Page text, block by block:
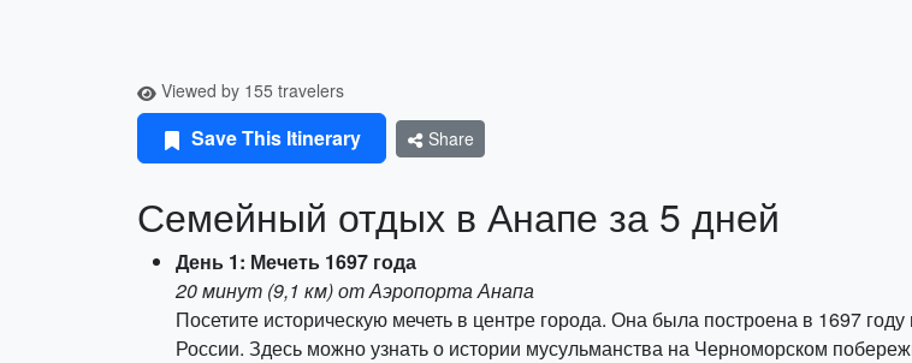
Viewed by 155 travelers
Save This Itinerary Share
Семейный отдых в Анапе за 5 дней
День 1: Мечеть 1697 года
20 минут (9,1 км) от Аэропорта Анапа
Посетите историческую мечеть в центре города. Она была построена в 1697
России. Здесь можно узнать о истории мусульманства на Черноморском